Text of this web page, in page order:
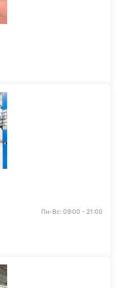
Пн-Вс: 09:00 - 21:00